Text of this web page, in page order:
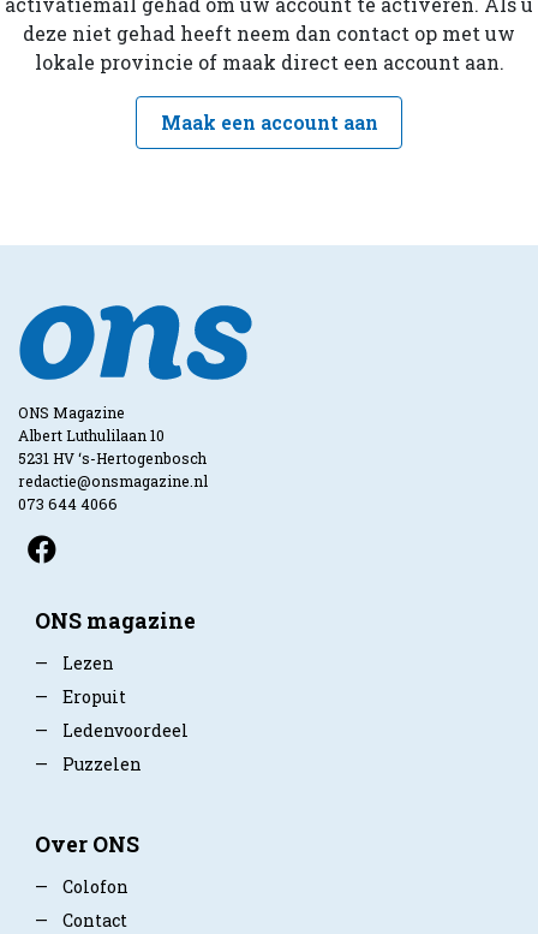
deze niet gehad heeft neem dan contact op met uw
lokale provincie of maak direct een account aan.
Maak een account aan
ONS Magazine
Albert Luthulilaan 10
5231 HV ‘s-Hertogenbosch
redactie@onsmagazine.nl
073 644 4066
ONS magazine
—
Lezen
—
Eropuit
—
Ledenvoordeel
—
Puzzelen
Over ONS
—
Colofon
—
Contact